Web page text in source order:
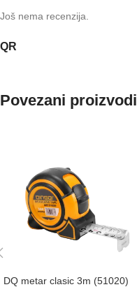
Još nema recenzija.
QR
Povezani proizvodi
DQ metar clasic 3m (51020)